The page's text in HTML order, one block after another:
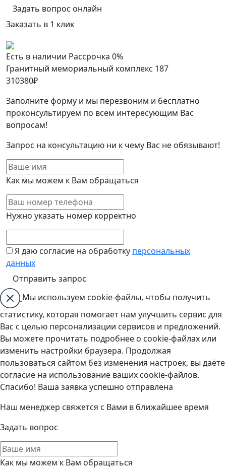
Задать вопрос онлайн
Заказать в 1 клик
Есть в наличии Рассрочка 0%
Гранитный мемориальный комплекс 187
310380₽
Заполните форму и мы перезвоним и бесплатно
проконсультируем по всем интересующим Вас
вопросам!
Запрос на консультацию ни к чему Вас не обязывают!
Как мы можем к Вам обращаться
Нужно указать номер корректно
Я даю согласие на обработку персональных
данных
Мы используем cookie-файлы, чтобы получить
статистику, которая помогает нам улучшить сервис для
Вас с целью персонализации сервисов и предложений.
Вы можете прочитать подробнее о cookie-файлах или
изменить настройки браузера. Продолжая
пользоваться сайтом без изменения настроек, вы даёте
согласие на использование ваших cookie-файлов.
Спасибо! Ваша заявка успешно отправлена
Наш менеджер свяжется с Вами в ближайшее время
Задать вопрос
Как мы можем к Вам обращаться